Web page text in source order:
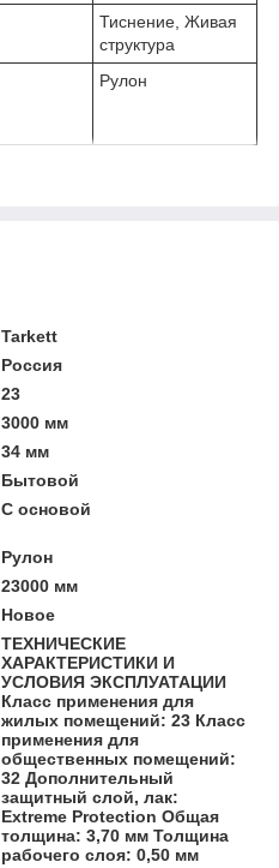
Тиснение, Живая
структура
Рулон
Tarkett
Россия
23
3000 мм
34 мм
Бытовой
С основой
Рулон
23000 мм
Новое
ТЕХНИЧЕСКИЕ
ХАРАКТЕРИСТИКИ И
УСЛОВИЯ ЭКСПЛУАТАЦИИ
Класс применения для
жилых помещений: 23 Класс
применения для
общественных помещений:
32 Дополнительный
защитный слой, лак:
Extreme Protection Общая
толщина: 3,70 мм Толщина
рабочего слоя: 0,50 мм